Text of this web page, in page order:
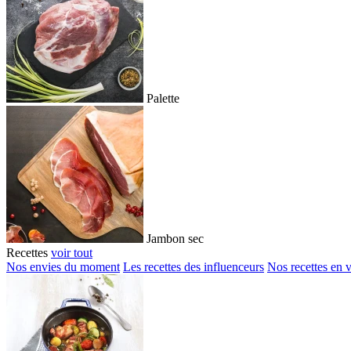
Palette
Jambon sec
Recettes voir tout
Nos envies du moment Les recettes des influenceurs Nos recettes en